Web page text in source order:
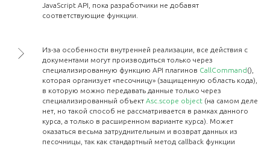
JavaScript API, пока разработчики не добавят
соответствующие функции.
Из-за особенности внутренней реализации, все действия с
документами могут производиться только через
специализированную функцию API плагинов CallCommand(),
которая организует «песочницу» (защищенную область кода),
в которую можно передавать данные только через
специализированный объект Asc.scope object (на самом деле
нет, но такой способ не рассматривается в рамках данного
курса, а только в расширенном варианте курса). Может
оказаться весьма затруднительным и возврат данных из
песочницы, так как стандартный метод callback функции